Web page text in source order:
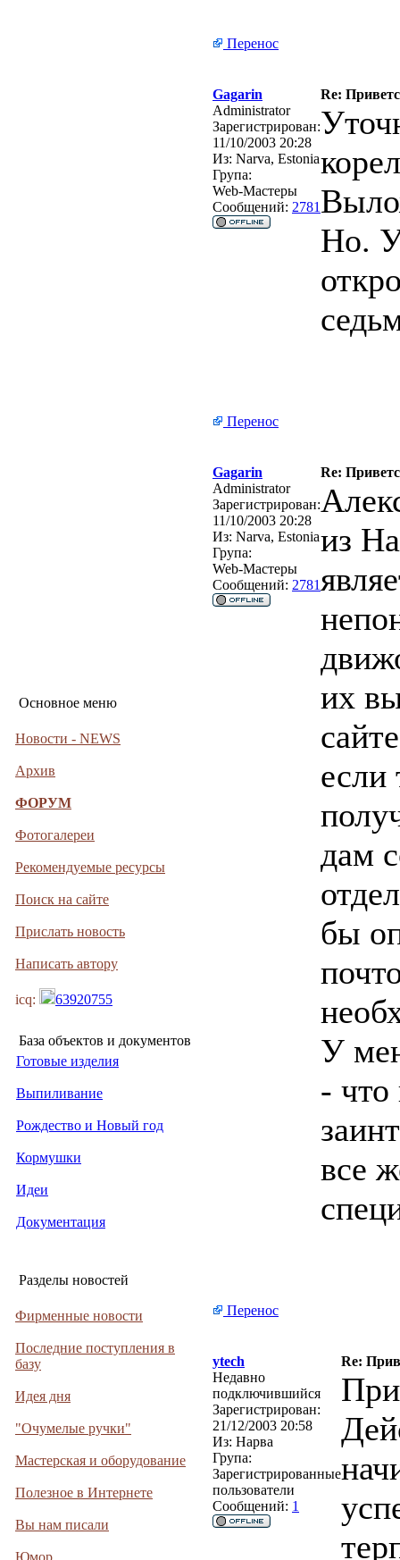
Основное меню
Новости - NEWS
Архив
ФОРУМ
Фотогалереи
Рекомендуемые ресурсы
Поиск на сайте
Прислать новость
Написать автору
icq: 63920755
База объектов и документов
Готовые изделия
Выпиливание
Рождество и Новый год
Кормушки
Идеи
Документация
Разделы новостей
Фирменные новости
Последние поступления в
базу
Идея дня
"Очумелые ручки"
Мастерская и оборудование
Полезное в Интернете
Вы нам писали
Юмор
Перенос
Gagarin
Re:
Administrator
Зарегистрирован:
11/10/2003 20:28
Из: Narva, Estonia
Група:
Web-Мастеры
Сообщений: 2781
Но.
Перенос
Gagarin
Re:
Administrator
Зарегистрирован:
11/10/2003 20:28
Из: Narva, Estonia
Група:
Web-Мастеры
Сообщений: 2781
из
их
если
дам
бы
У
- что
все
Перенос
ytech
Re:
Недавно
подключившийся
Зарегистрирован:
21/12/2003 20:58
Из: Нарва
Група:
Зарегистрированные
пользователи
Сообщений: 1